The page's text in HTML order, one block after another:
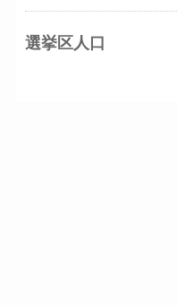
選挙区人口